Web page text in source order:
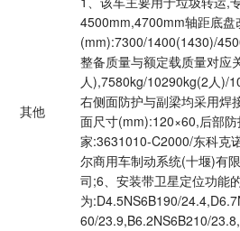
其他
4500mm,4700mm轴距底
(mm):7300/1400(1430)/
整备质量与额定载质量对
人),7580kg/10290kg(2人)/
右侧面防护与副梁均采用焊
面尺寸(mm):120×60,后部
家:3631010-C2000/东科克
尔商用车制动系统(十堰)有
司;6、安装带卫星定位功能
为:D4.5NS6B190/
60/23.9,B6.2NS6B210/